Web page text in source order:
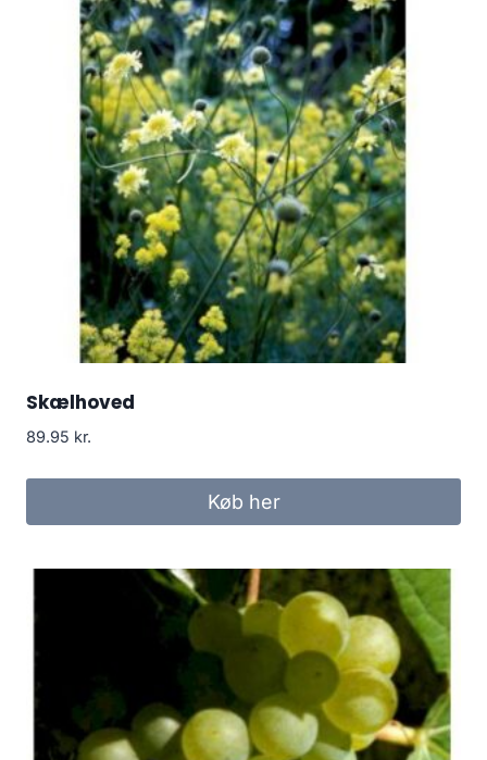
Skælhoved
89.95 kr.
Køb her